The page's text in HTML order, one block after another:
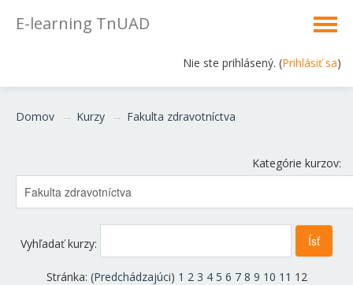
E-learning TnUAD
Nie ste prihlásený. (Prihlásiť sa)
Domov → Kurzy → Fakulta zdravotníctva
Kategórie kurzov:
Vyhľadať kurzy:
Stránka: (Predchádzajúci) 1 2 3 4 5 6 7 8 9 10 11 12